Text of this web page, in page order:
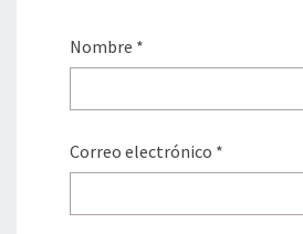
Nombre *
Correo electrónico *